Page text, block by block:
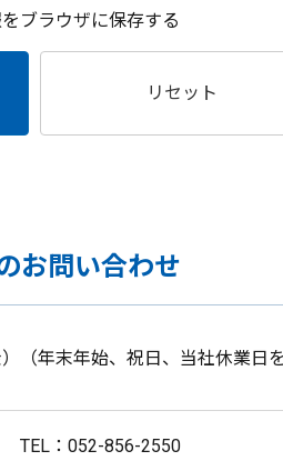
ブラウザに保存する
リセット
お問い合わせ
（年末年始、祝日、当社休業日
TEL：052-856-2550